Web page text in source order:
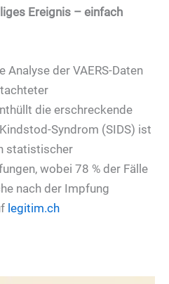
Ereignis – einfach
Analyse der VAERS-Daten
die erschreckende
Syndrom (SIDS) ist
statistischer
wobei 78 % der Fälle
nach der Impfung
legitim.ch